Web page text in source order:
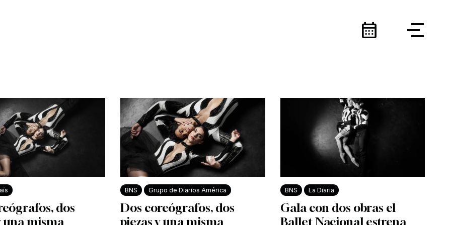
calendar_month
dos
una misma
BNS Grupo de Diarios América
Dos coreógrafos, dos
piezas y una misma
BNS La Diaria
Gala con dos obras el
Ballet Nacional estrena